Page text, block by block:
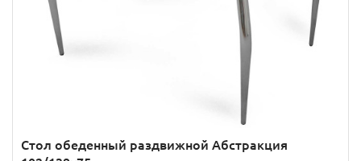
Стол обеденный раздвижной Абстракция